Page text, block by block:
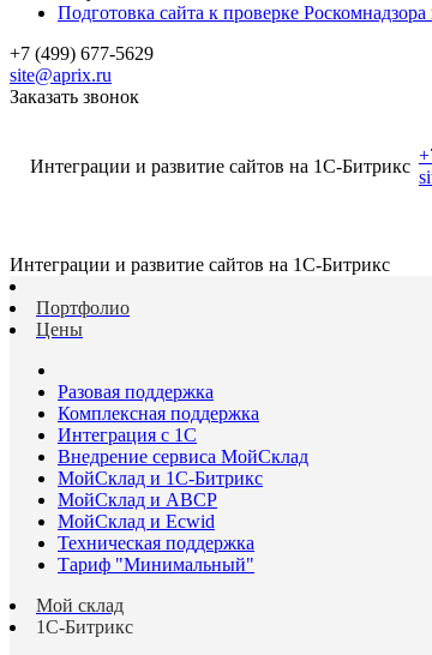
Подготовка сайта к проверке
+7 (499) 677-5629
site@aprix.ru
Заказать звонок
Интеграции и развитие сайтов на 1С-Битрикс
Интеграции и развитие сайтов на 1С-Битрикс
Портфолио
Цены
Разовая поддержка
Комплексная поддержка
Интеграция с 1С
Внедрение сервиса МойСклад
МойСклад и 1С-Битрикс
МойСклад и ABCP
МойСклад и Ecwid
Техническая поддержка
Тариф "Минимальный"
Мой склад
1С-Битрикс